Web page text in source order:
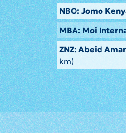
NBO: Jomo
MBA: Moi
ZNZ: Abeid
km)